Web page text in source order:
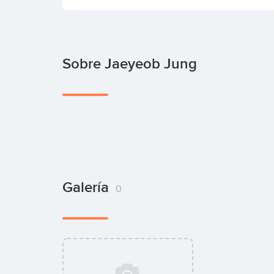
Sobre Jaeyeob Jung
Galería 0